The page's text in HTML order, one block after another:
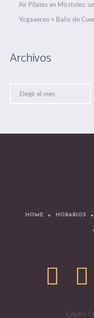
Air Pilates en Móstoles:
Yogaaereo + Baño de
Archivos
HOME HORARIOS
Centro